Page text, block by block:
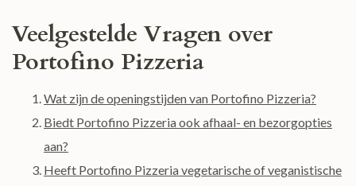
Veelgestelde Vragen over
Portofino Pizzeria
Wat zijn de openingstijden van Portofino Pizzeria?
Biedt Portofino Pizzeria ook afhaal- en bezorgopties
aan?
Heeft Portofino Pizzeria vegetarische of veganistische